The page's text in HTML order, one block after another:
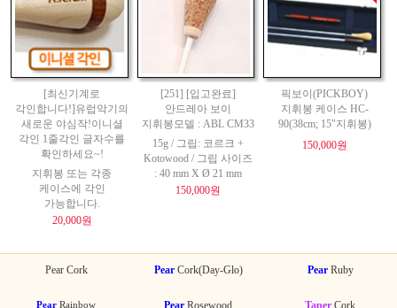
[최신기계로
각인합니다!]유럽악기의
새로운 야심작!이니셜
각인 1줄각인 글자수를
확인하세요~!
지휘봉 또는 각종
케이스에 각인
가능합니다.
20,000원
[251] [입고완료]
안드레아 보이
지휘봉모델 : ABL CM33
15g / 그립: 코르크 +
Kotowood / 그립 사이즈
: 40 mm X Ø 21 mm
150,000원
픽보이(PICKBOY)
지휘봉 케이스 HC-
90(38cm; 15"지휘봉)
150,000원
Pear Cork PearCork(Day-Glo) PearRuby
Pear Rainbow Pear Rosewood Taper Cork